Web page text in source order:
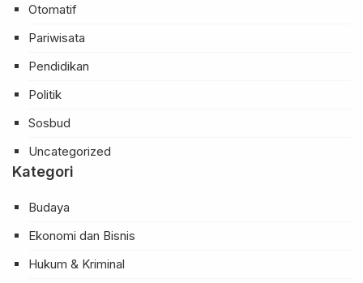
Otomatif
Pariwisata
Pendidikan
Politik
Sosbud
Uncategorized
Kategori
Budaya
Ekonomi dan Bisnis
Hukum & Kriminal